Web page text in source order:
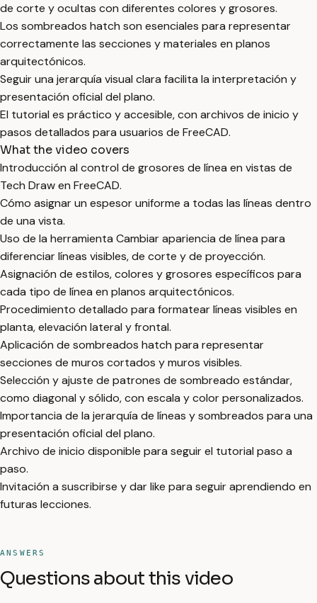
de corte y ocultas con diferentes colores y grosores.
Los sombreados hatch son esenciales para representar
correctamente las secciones y materiales en planos
arquitectónicos.
Seguir una jerarquía visual clara facilita la interpretación y
presentación oficial del plano.
El tutorial es práctico y accesible, con archivos de inicio y
pasos detallados para usuarios de FreeCAD.
What the video covers
Introducción al control de grosores de línea en vistas de
Tech Draw en FreeCAD.
Cómo asignar un espesor uniforme a todas las líneas dentro
de una vista.
Uso de la herramienta Cambiar apariencia de línea para
diferenciar líneas visibles, de corte y de proyección.
Asignación de estilos, colores y grosores específicos para
cada tipo de línea en planos arquitectónicos.
Procedimiento detallado para formatear líneas visibles en
planta, elevación lateral y frontal.
Aplicación de sombreados hatch para representar
secciones de muros cortados y muros visibles.
Selección y ajuste de patrones de sombreado estándar,
como diagonal y sólido, con escala y color personalizados.
Importancia de la jerarquía de líneas y sombreados para una
presentación oficial del plano.
Archivo de inicio disponible para seguir el tutorial paso a
paso.
Invitación a suscribirse y dar like para seguir aprendiendo en
futuras lecciones.
ANSWERS
Questions about this video